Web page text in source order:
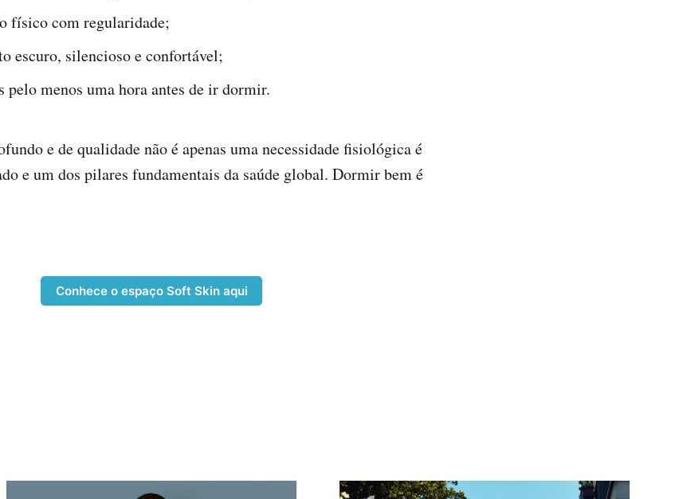
físico com regularidade;
escuro, silencioso e confortável;
pelo menos uma hora antes de ir dormir.
e de qualidade não é apenas uma necessidade fisiológica é
e um dos pilares fundamentais da saúde global. Dormir bem é
Conhece o espaço Soft Skin aqui